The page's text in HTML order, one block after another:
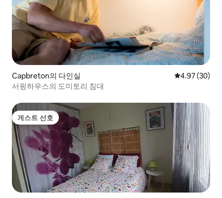
Capbreton의 다인실 평점 4.97점(5
4.97 (30)
서핑하우스의 도미토리 침대
게스트 선호
게스트 선호